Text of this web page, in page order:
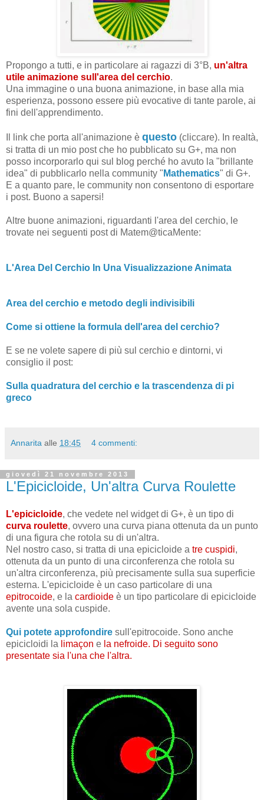
Propongo a tutti, e in particolare ai ragazzi di 3°B, un'altra
utile animazione sull'area del cerchio.
Una immagine o una buona animazione, in base alla mia
esperienza, possono essere più evocative di tante parole, ai
fini dell'apprendimento.
Il link che porta all'animazione è questo (cliccare). In realtà,
si tratta di un mio post che ho pubblicato su G+, ma non
posso incorporarlo qui sul blog perché ho avuto la "brillante
idea" di pubblicarlo nella community " Mathematics" di G+.
E a quanto pare, le community non consentono di esportare
i post. Buono a sapersi!
Altre buone animazioni, riguardanti l'area del cerchio, le
trovate nei seguenti post di Matem@ticaMente:
L'Area Del Cerchio In Una Visualizzazione Animata
Area del cerchio e metodo degli indivisibili
Come si ottiene la formula dell'area del cerchio?
E se ne volete sapere di più sul cerchio e dintorni, vi
consiglio il post:
Sulla quadratura del cerchio e la trascendenza di pi
greco
Annarita alle 18:45 4 commenti:
giovedì 21 novembre 2013
L'Epicicloide, Un'altra Curva Roulette
L'epicicloide, che vedete nel widget di G+, è un tipo di
curva roulette, ovvero una curva piana ottenuta da un punto
di una figura che rotola su di un'altra.
Nel nostro caso, si tratta di una epicicloide a tre cuspidi,
ottenuta da un punto di una circonferenza che rotola su
un'altra circonferenza, più precisamente sulla sua superficie
esterna. L'epicicloide è un caso particolare di una
epitrocoide, e la cardioide è un tipo particolare di epicicloide
avente una sola cuspide.
Qui potete approfondire sull'epitrocoide. Sono anche
epicicloidi la limaçon e la nefroide. Di seguito sono
presentate sia l'una che l'altra.